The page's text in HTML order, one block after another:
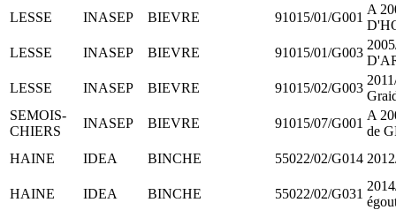
LESSE
INASEP BIEVRE 91015/01/G001
A
LESSE
INASEP BIEVRE 91015/01/G003
LESSE
INASEP BIEVRE 91015/02/G003
SEMOIS-
CHIERS
INASEP BIEVRE 91015/07/G001
A
de
HAINE
IDEA BINCHE 55022/02/G014
HAINE IDEA BINCHE 55022/02/G031